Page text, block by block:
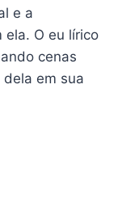
e a
O eu lírico
cenas
em sua